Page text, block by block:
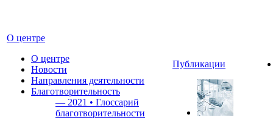
О центре
О центре
Новости
Направления деятельности
Благотворительность
— 2021 • Глоссарий
благотворительности
Публикации